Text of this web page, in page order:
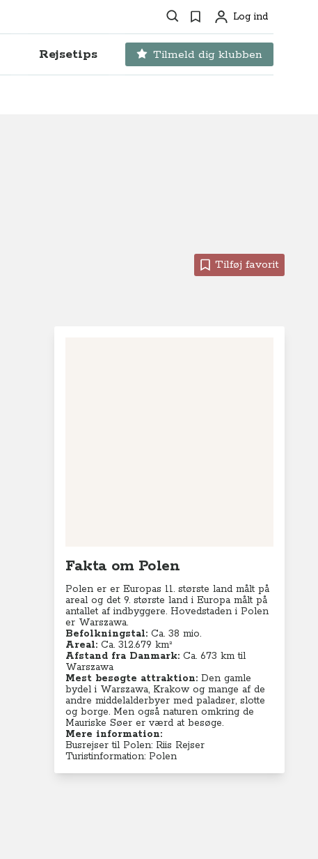
Søg Favoritter
ProfilLog ind
Rejsetips Tilmeld dig klubben
Tilføj favorit
Fakta om Polen
Polen er er Europas 11. største land målt på
areal og det 9. største land i Europa målt på
antallet af indbyggere. Hovedstaden i Polen
er Warszawa.
Befolkningstal: Ca. 38 mio.
Areal: Ca. 312.679 km²
Afstand fra Danmark: Ca. 673 km til
Warszawa
Mest besøgte attraktion: Den gamle
bydel i Warszawa, Krakow og mange af de
andre middelalderbyer med paladser, slotte
og borge. Men også naturen omkring de
Mauriske Søer er værd at besøge.
Mere information:
Busrejser til Polen: Riis Rejser
Turistinformation: Polen